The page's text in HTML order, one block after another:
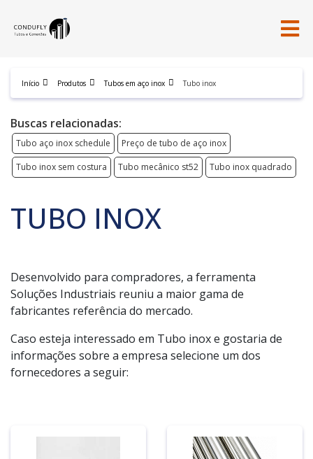
Início Produtos Tubos em aço inox Tubo inox
Buscas relacionadas:
Tubo aço inox schedule
Preço de tubo de aço inox
Tubo inox sem costura
Tubo mecânico st52 Tubo inox quadrado
TUBO INOX
Desenvolvido para compradores, a ferramenta
Soluções Industriais reuniu a maior gama de
fabricantes referência do mercado.
Caso esteja interessado em Tubo inox e gostaria de
informações sobre a empresa selecione um dos
fornecedores a seguir: